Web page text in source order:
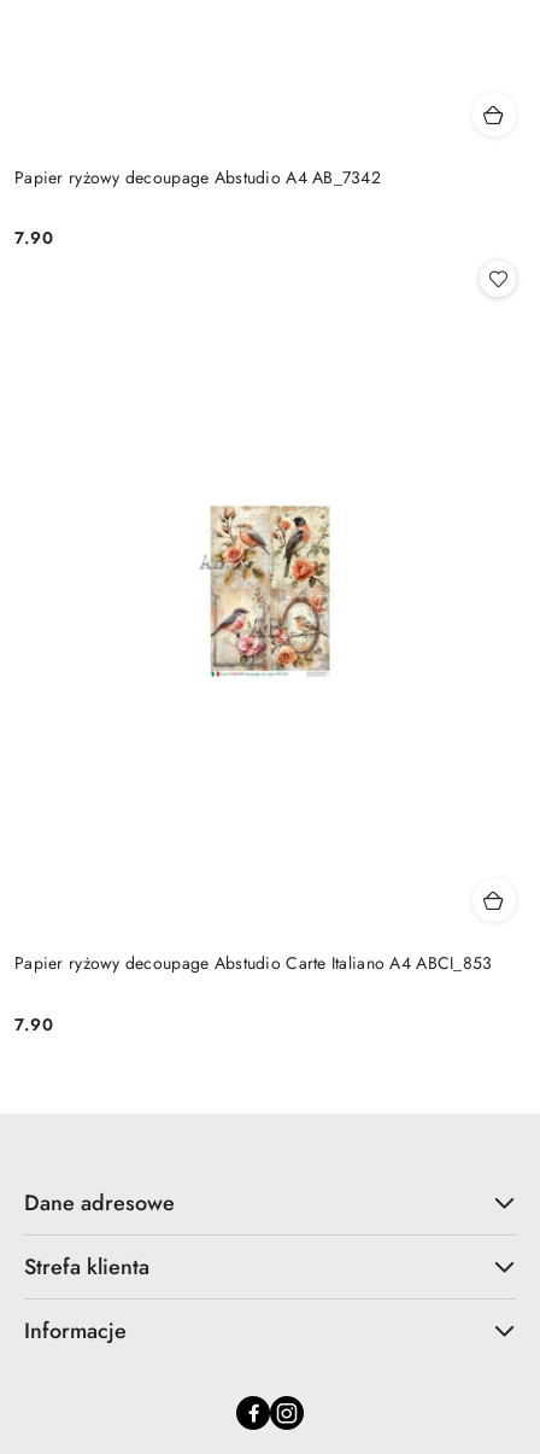
Papier ryżowy decoupage Abstudio A4 AB_7342
Cena:
7.90
Papier ryżowy decoupage Abstudio Carte Italiano A4 ABCI_853
Cena:
7.90
Dane adresowe
Strefa klienta
Informacje